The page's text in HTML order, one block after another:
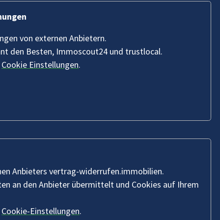
von externen Anbietern.
den Besten, Immoscout24 und trustlocal.
Cookie Einstellungen.
Anbieters vertrag-widerrufen.immobilien.
an den Anbieter übermittelt und Cookies auf Ihrem
Cookie-Einstellungen.